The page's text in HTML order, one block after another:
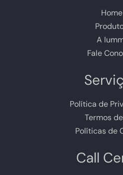
Home
A
Fale
Política de
Termos
Políticas de
Call